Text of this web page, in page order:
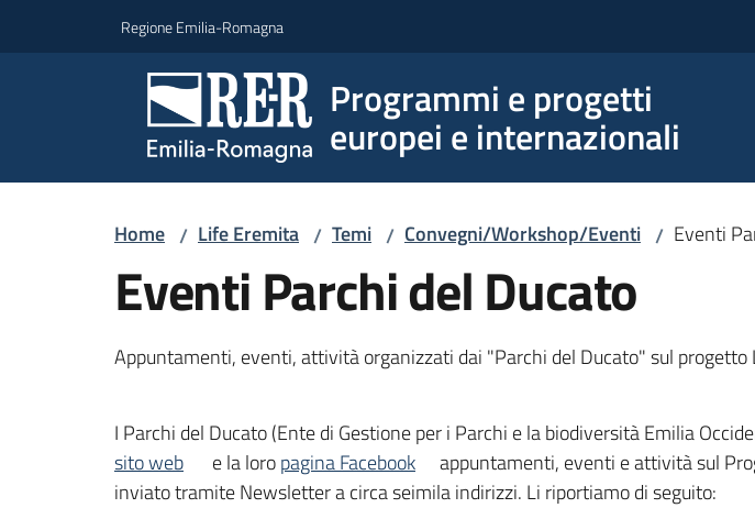
Regione Emilia-Romagna
Programmi e progetti
europei e internazionali
Home / Life Eremita / Temi / Convegni/Workshop/Eventi / Eventi
Eventi Parchi del Ducato
Appuntamenti, eventi, attività organizzati dai "Parchi del Ducato" sul progetto
I Parchi del Ducato (Ente di Gestione per i Parchi e la biodiversità Emilia
sito web
e la loropagina Facebook
appuntamenti, eventi e attività sul
inviato tramite Newsletter a circa seimila indirizzi. Li riportiamo di seguito: